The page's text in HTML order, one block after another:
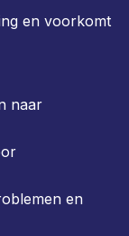
en voorkomt
naar
en